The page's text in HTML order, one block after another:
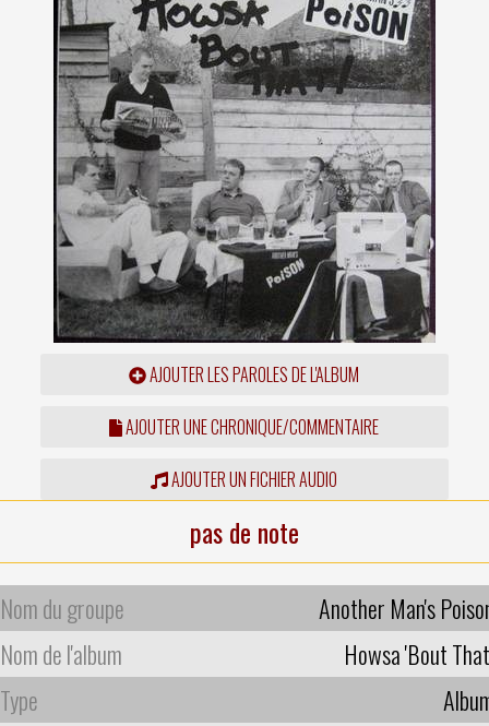
AJOUTER LES PAROLES DE L'ALBUM
AJOUTER UNE CHRONIQUE/COMMENTAIRE
AJOUTER UN FICHIER AUDIO
pas de note
Nom du groupe
Another Man's
Nom de l'album
Howsa 'Bout
Type